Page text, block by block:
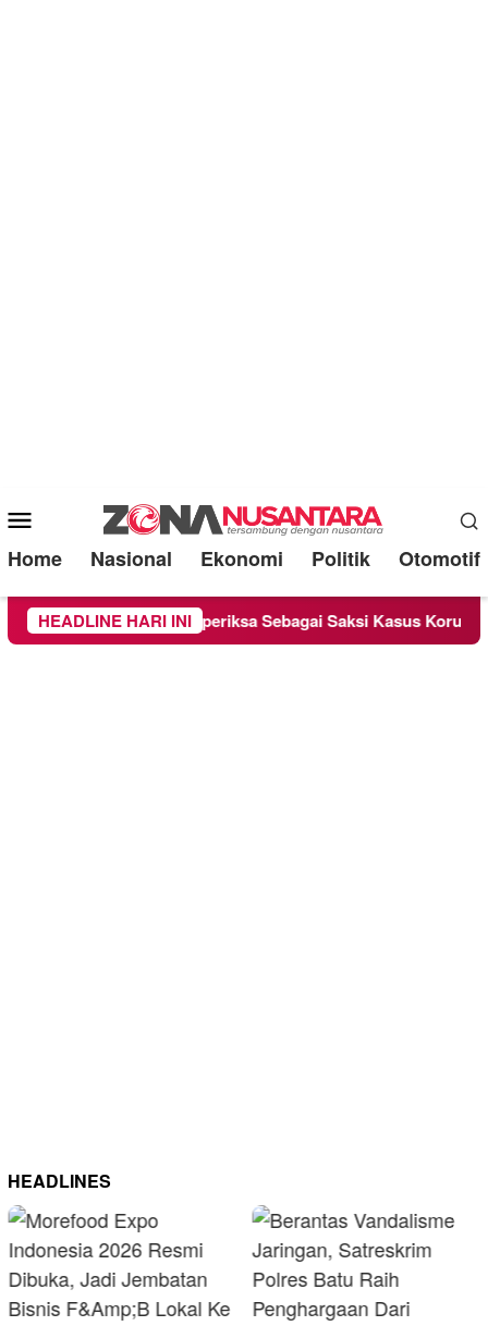
Mobile
Menu
Home Nasional Ekonomi Politik Otomotif
HEADLINE HARI INI
Lounge Chandra Diperiksa Sebagai Saksi Kasus Korupsi
HEADLINES